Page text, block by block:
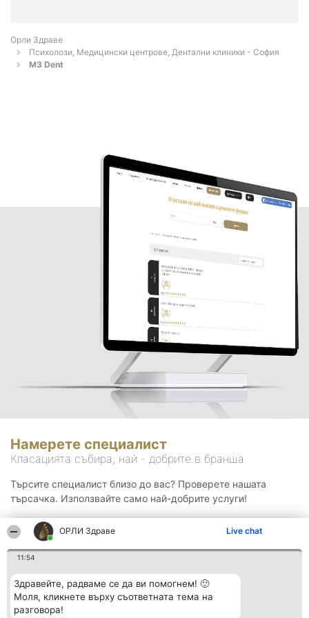
ОРЛИ Здраве Live chat
11:54
Здравейте, радваме се да ви помогнем! 🙂
Моля, кликнете върху съответната тема на
разговора!
Орли Здраве
Психолози, Медицински центрове, Дентални клиники - София
M3 Dent
Намерете специалист
Класацията събира, най - добрите в бранша.
Търсите специалист близо до вас? Проверете нашата
търсачка. Използвайте само най-добрите услуги!